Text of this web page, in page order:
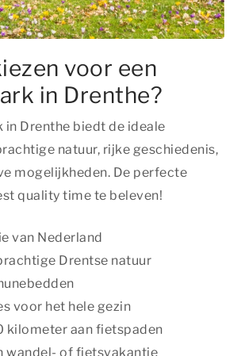
voor een
in Drenthe?
in Drenthe biedt de ideale
natuur, rijke geschiedenis,
mogelijkheden. De perfecte
quality time te beleven!
van Nederland
Drentse natuur
voor het hele gezin
kilometer aan fietspaden
wandel- of fietsvakantie